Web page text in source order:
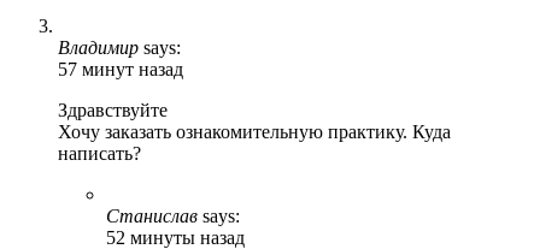
Владимир says:
57 минут назад
Здравствуйте
Хочу заказать ознакомительную практику. Куда
написать?
Станислав says:
52 минуты назад